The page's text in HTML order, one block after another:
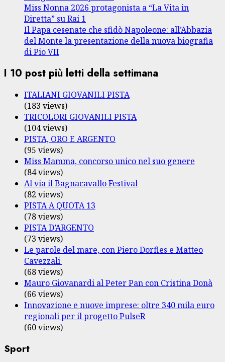
Miss Nonna 2026 protagonista a “La Vita in
Diretta” su Rai 1
Il Papa cesenate che sfidò Napoleone: all’Abbazia
del Monte la presentazione della nuova biografia
di Pio VII
I 10 post più letti della settimana
ITALIANI GIOVANILI PISTA
(183 views)
TRICOLORI GIOVANILI PISTA
(104 views)
PISTA, ORO E ARGENTO
(95 views)
Miss Mamma, concorso unico nel suo genere
(84 views)
Al via il Bagnacavallo Festival
(82 views)
PISTA A QUOTA 13
(78 views)
PISTA D’ARGENTO
(73 views)
Le parole del mare, con Piero Dorfles e Matteo
Cavezzali
(68 views)
Mauro Giovanardi al Peter Pan con Cristina Donà
(66 views)
Innovazione e nuove imprese: oltre 340 mila euro
regionali per il progetto PulseR
(60 views)
Sport